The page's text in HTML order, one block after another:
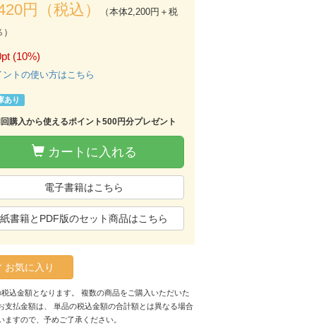
円（税込）
（本体2,200円＋税
(10%)
ントの使い方はこちら
あり
購入から使えるポイント500円分プレゼント
カートに入れる
電子書籍はこちら
紙書籍とPDF版のセット商品はこちら
お気に入り
込金額となります。 複数の商品をご購入いただいた
支払金額は、 単品の税込金額の合計額とは異なる場合
ますので、予めご了承ください。